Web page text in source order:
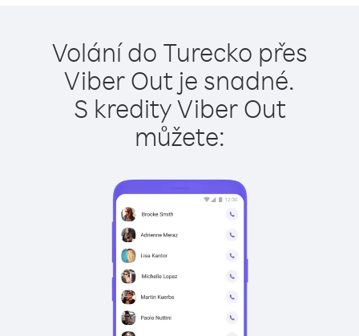
Volání do Turecko přes
Viber Out je snadné.
S kredity Viber Out
můžete: